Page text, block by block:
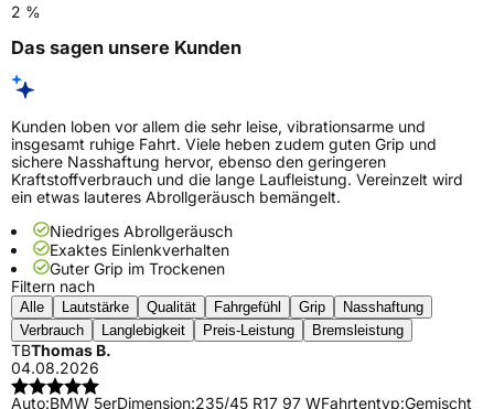
2 %
Das sagen unsere Kunden
Kunden loben vor allem die sehr leise, vibrationsarme und
insgesamt ruhige Fahrt. Viele heben zudem guten Grip und
sichere Nasshaftung hervor, ebenso den geringeren
Kraftstoffverbrauch und die lange Laufleistung. Vereinzelt wird
ein etwas lauteres Abrollgeräusch bemängelt.
Niedriges Abrollgeräusch
Exaktes Einlenkverhalten
Guter Grip im Trockenen
Filtern nach
Alle Lautstärke Qualität Fahrgefühl Grip
Nasshaftung
Verbrauch
Langlebigkeit Preis-Leistung Bremsleistung
TBThomas B.
04.08.2026
Auto:BMW 5erDimension:235/45 R17 97 WFahrtentyp:Gemischt